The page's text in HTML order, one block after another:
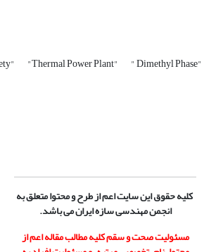
"Thermal Power Plant" " Dimethyl Phase"
کلیه حقوق این سایت اعم از طرح و محتوا متعلق به
انجمن مهندسی سازه ایران می باشد.
مسئولیت صحت و سقم کلیه مطالب مقاله اعم از